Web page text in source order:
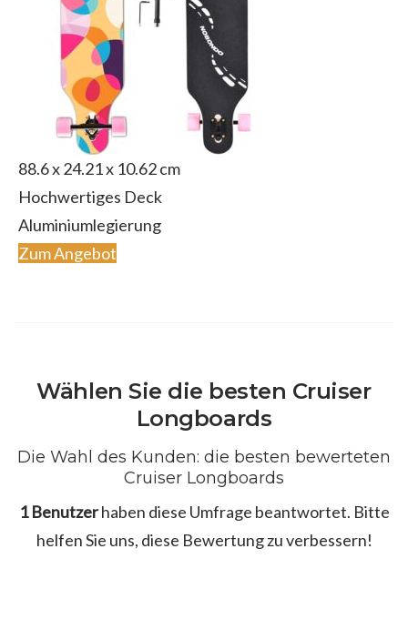
88.6 x 24.21 x 10.62 cm
Hochwertiges Deck
Aluminiumlegierung
Zum Angebot
Wählen Sie die besten Cruiser
Longboards
Die Wahl des Kunden: die besten bewerteten
Cruiser Longboards
1 Benutzerhaben diese Umfrage beantwortet. Bitte
helfen Sie uns, diese Bewertung zu verbessern!